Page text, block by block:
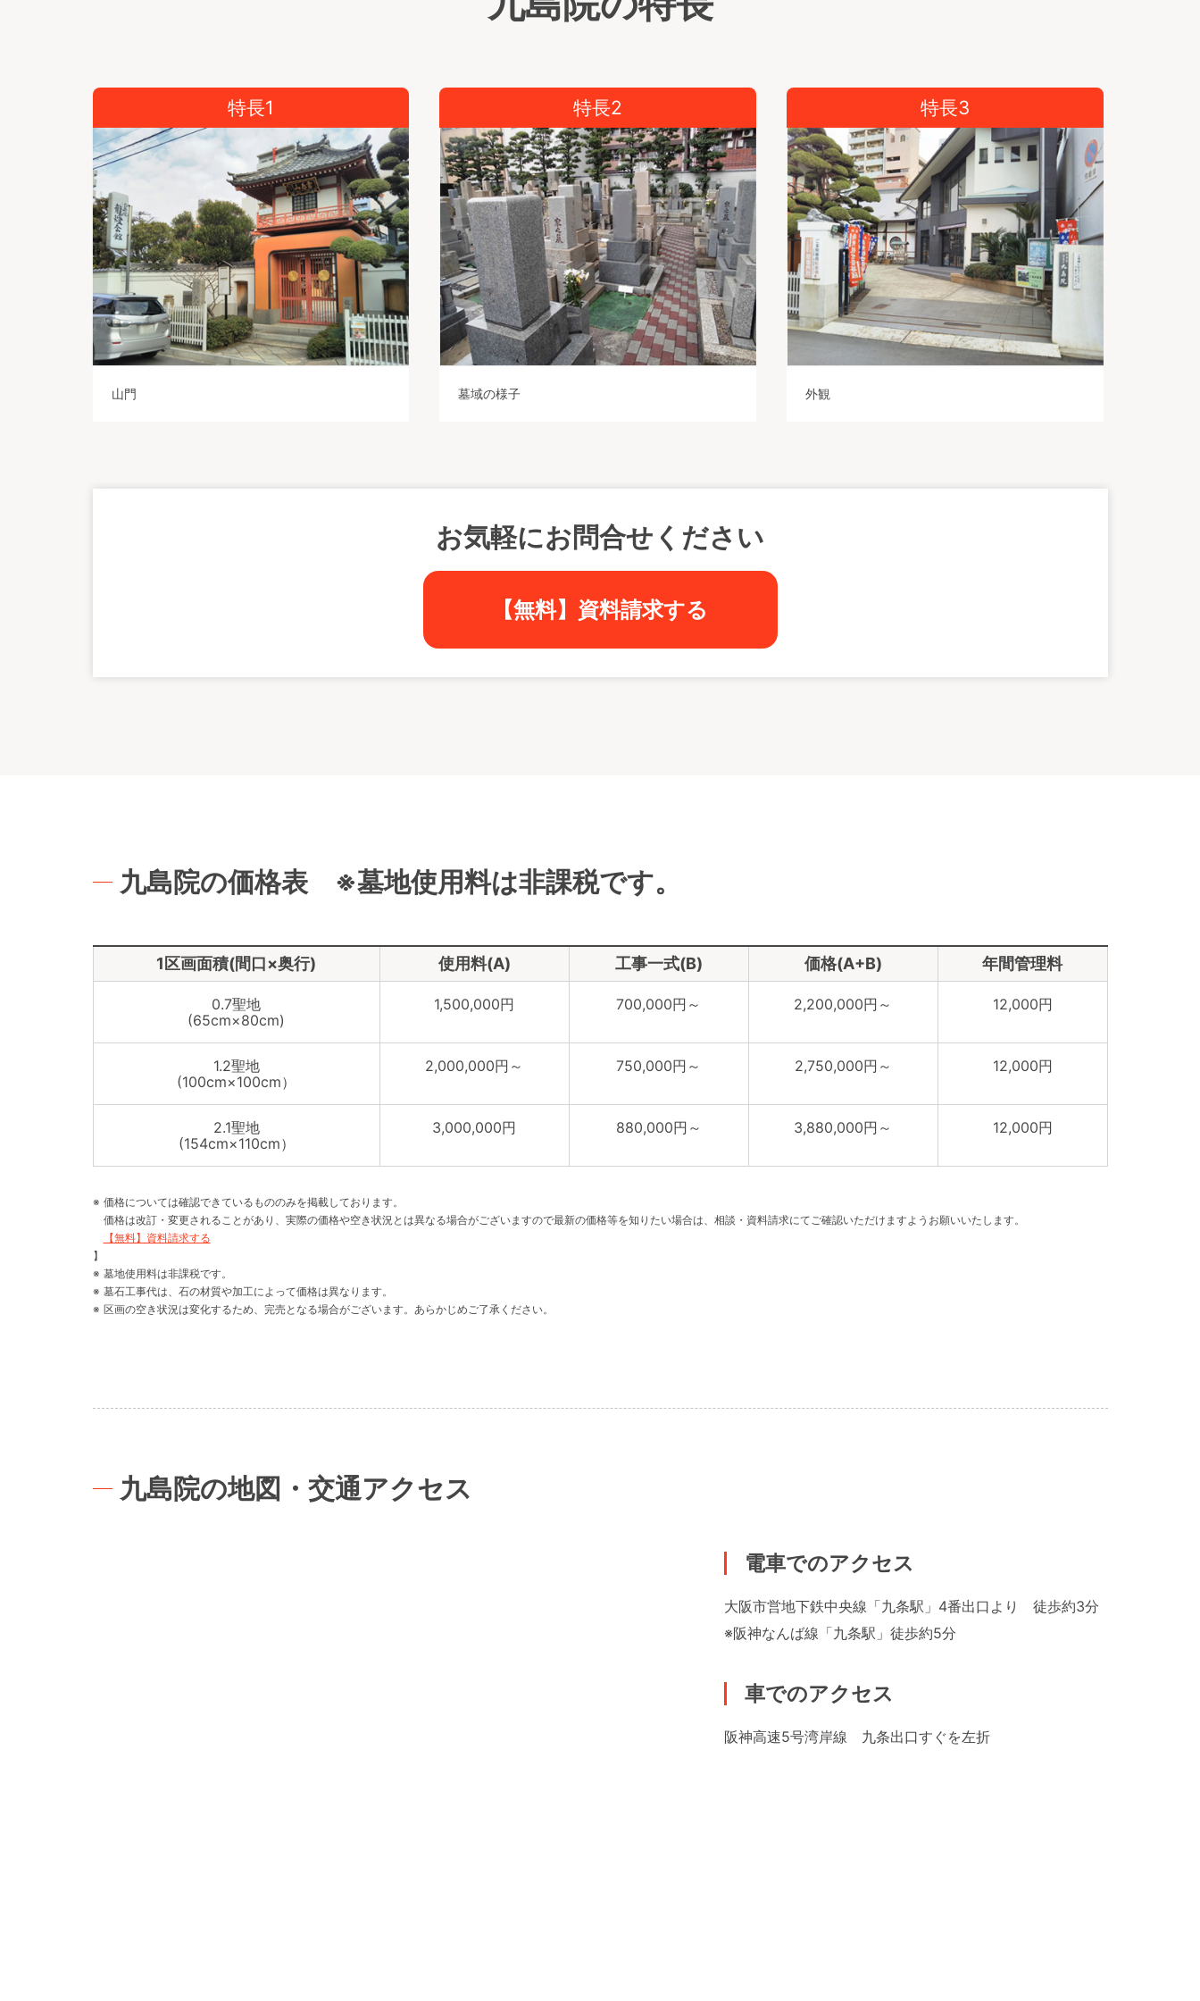
特長1
山門
特長2
墓域の様子
特長3
外観
お気軽にお問合せください
【無料】資料請求する
九島院の価格表 ※墓地使用料は非課税です。
1区画面積(間口×奥行) 使用料(A) 工事一式(B) 価格(A+B) 年間管理料
0.7聖地
(65cm×80cm)
1,500,000円 700,000円～ 2,200,000円～ 12,000円
1.2聖地
(100cm×100cm）
2,000,000円～ 750,000円～ 2,750,000円～ 12,000円
2.1聖地
(154cm×110cm）
3,000,000円 880,000円～ 3,880,000円～ 12,000円
価格については確認できているもののみを掲載しております。
価格は改訂・変更されることがあり、実際の価格や空き状況とは異なる場合がございますので最新の価格等を知りたい場合は、相談・資料請求にてご確認いただけますようお願いいたします。
【無料】資料請求する
】
墓地使用料は非課税です。
墓石工事代は、石の材質や加工によって価格は異なります。
区画の空き状況は変化するため、完売となる場合がございます。あらかじめご了承ください。
九島院の地図・交通アクセス
電車でのアクセス
大阪市営地下鉄中央線「九条駅」4番出口より 徒歩約3分
※阪神なんば線「九条駅」徒歩約5分
車でのアクセス
阪神高速5号湾岸線 九条出口すぐを左折